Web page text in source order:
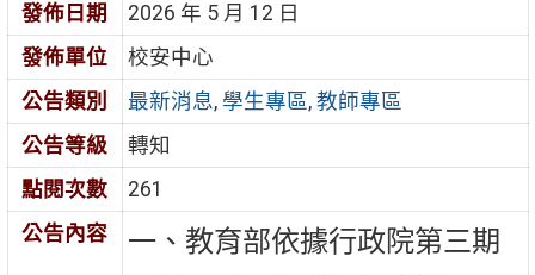
發佈日期
2026 年 5 月 12 日
發佈單位
校安中心
公告類別
最新消息, 學生專區, 教師專區
公告等級
轉知
點閱次數
261
公告內容
一、教育部依據行政院第三期